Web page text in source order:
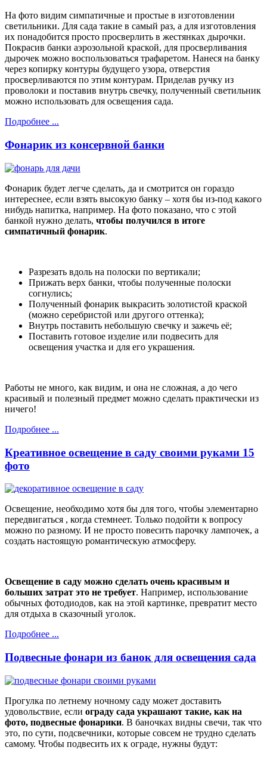
На фото видим симпатичные и простые в изготовлении
светильники. Для сада такие в самый раз, а для изготовления
их понадобится просто просверлить в жестянках дырочки.
Покрасив банки аэрозольной краской, для просверливания
дырочек можно воспользоваться трафаретом. Нанеся на банку
через копирку контуры будущего узора, отверстия
просверливаются по этим контурам. Приделав ручку из
проволоки и поставив внутрь свечку, полученный светильник
можно использовать для освещения сада.
Подробнее ...
Фонарик из консервной банки
Фонарик будет легче сделать, да и смотрится он гораздо
интереснее, если взять высокую банку – хотя бы из-под какого
нибудь напитка, например. На фото показано, что с этой
банкой нужно делать, чтобы получился в итоге
симпатичный фонарик.
Разрезать вдоль на полоски по вертикали;
Прижать верх банки, чтобы полученные полоски
согнулись;
Полученный фонарик выкрасить золотистой краской
(можно серебристой или другого оттенка);
Внутрь поставить небольшую свечку и зажечь её;
Поставить готовое изделие или подвесить для
освещения участка и для его украшения.
Работы не много, как видим, и она не сложная, а до чего
красивый и полезный предмет можно сделать практически из
ничего!
Подробнее ...
Креативное освещение в саду своими руками 15
фото
Освещение, необходимо хотя бы для того, чтобы элементарно
передвигаться , когда стемнеет. Только подойти к вопросу
можно по разному. И не просто повесить парочку лампочек, а
создать настоящую романтическую атмосферу.
Освещение в саду можно сделать очень красивым и
больших затрат это не требует. Например, использование
обычных фотодиодов, как на этой картинке, превратит место
для отдыха в сказочный уголок.
Подробнее ...
Подвесные фонари из банок для освещения сада
Прогулка по летнему ночному саду может доставить
удовольствие, если ограду сада украшают такие, как на
фото, подвесные фонарики. В баночках видны свечи, так что
это, по сути, подсвечники, которые совсем не трудно сделать
самому. Чтобы подвесить их к ограде, нужны будут: